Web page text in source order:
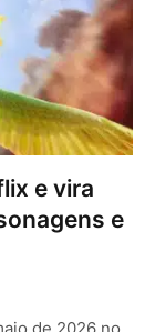
e vira
e
de 2026 no